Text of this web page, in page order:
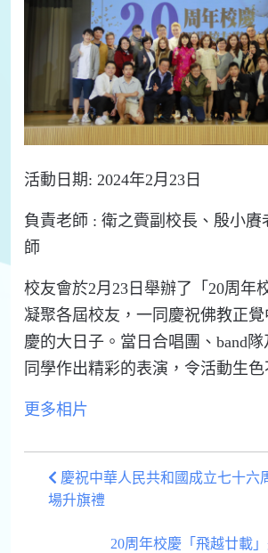
活動日期: 2024年2月23日
負責老師 : 衛之賫副 校長 、 殷小賡
師
校友會於2月 23 日 舉辦了 「 20周年
凝聚各屆校友 ， 一同 慶祝佛教正覺
慶的大 日 子 。 當 日 合唱 團 、band 隊
同 學作出精彩的表演 ， 令活動生色
更多相片
慶祝中華人民共和國成立七十六
場升旗禮
20周年校慶「飛越廿載